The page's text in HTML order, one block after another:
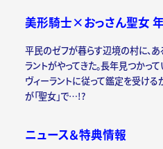
美形騎士×おっさん聖女
平民のゼフが暮らす辺境の村に、あ
ラントがやってきた。長年見つかっ
ヴィーラントに従って鑑定を受ける
が「聖女」で…!?
ニュース＆特典情報